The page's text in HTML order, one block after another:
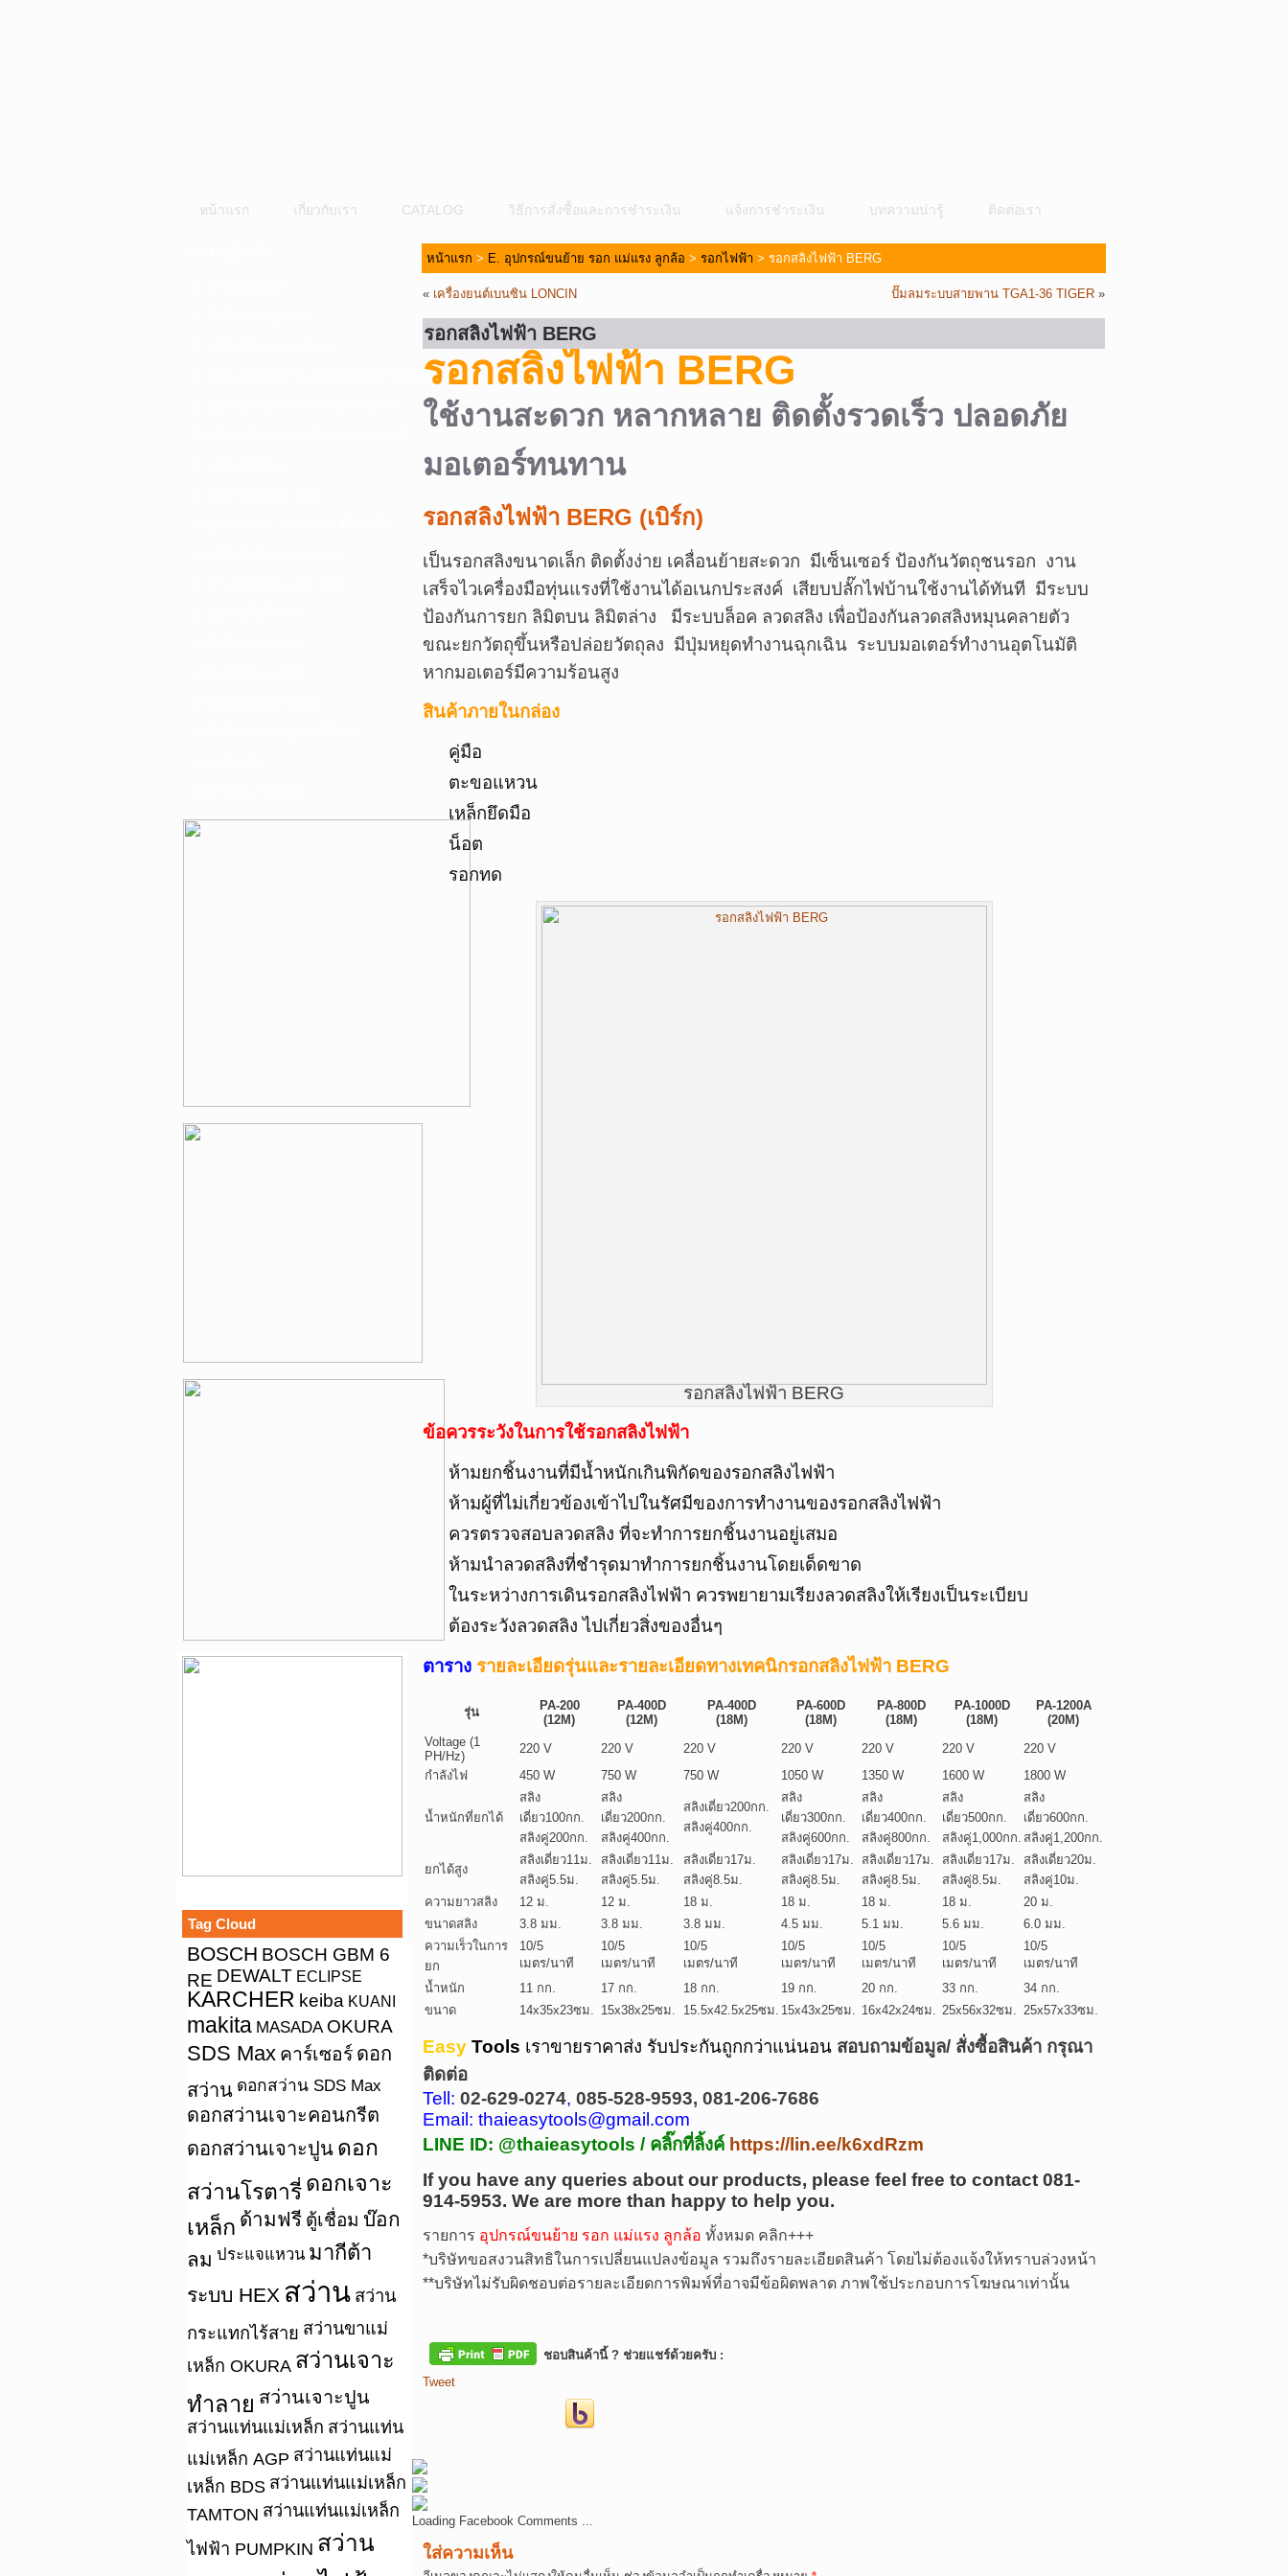
หน้าแรก เกี่ยวกับเรา CATALOG วิธีการสั่งซื้อและการชำระเงิน แจ้งการชำระเงิน บทความน่ารู้ ติดต่อเรา
D. เครื่องมือก่อสร้าง-เครื่องมืออุตสาหกรรม
Tag Cloud
BOSCH BOSCH GBM 6
RE DEWALT ECLIPSE
KARCHER keiba KUANI
makita MASADA OKURA
SDS Max คาร์เซอร์ ดอก
สว่าน ดอกสว่าน SDS Max
ดอกสว่านเจาะคอนกรีต
ดอกสว่านเจาะปูน ดอก
สว่านโรตารี่ ดอกเจาะ
เหล็ก ด้ามฟรี ตู้เชื่อม บ๊อก
ลม ประแจแหวน มากีต้า
ระบบ HEX สว่าน สว่าน
กระแทกไร้สาย สว่านขาแม่
เหล็ก OKURA สว่านเจาะ
ทำลาย สว่านเจาะปูน
สว่านแท่นแม่เหล็ก สว่านแท่น
แม่เหล็ก AGP สว่านแท่นแม่
เหล็ก BDS สว่านแท่นแม่เหล็ก
TAMTON สว่านแท่นแม่เหล็ก
ไฟฟ้า PUMPKIN สว่าน
หน้าแรก > E. อุปกรณ์ขนย้าย รอก แม่แรง ลูกล้อ > รอกไฟฟ้า > รอกสลิงไฟฟ้า BERG
« เครื่องยนต์เบนซิน LONCIN ปั๊มลมระบบสายพาน TGA1-36 TIGER »
รอกสลิงไฟฟ้า BERG
รอกสลิงไฟฟ้า BERG
ใช้งานสะดวก หลากหลาย ติดตั้งรวดเร็ว ปลอดภัย
มอเตอร์ทนทาน
รอกสลิงไฟฟ้า BERG (เบิร์ก)
เป็นรอกสลิงขนาดเล็ก ติดตั้งง่าย เคลื่อนย้ายสะดวก มีเซ็นเซอร์ ป้องกันวัตถุชนรอก งาน
เสร็จไวเครื่องมือทุ่นแรงที่ใช้งานได้อเนกประสงค์ เสียบปลั๊กไฟบ้านใช้งานได้ทันที มีระบบ
ป้องกันการยก ลิมิตบน ลิมิตล่าง มีระบบล็อค ลวดสลิง เพื่อป้องกันลวดสลิงหมุนคลายตัว
ขณะยกวัตถุขึ้นหรือปล่อยวัตถุลง มีปุ่มหยุดทำงานฉุกเฉิน ระบบมอเตอร์ทำงานอุตโนมัติ
หากมอเตอร์มีความร้อนสูง
สินค้าภายในกล่อง
คู่มือ
ตะขอแหวน
เหล็กยึดมือ
น็อต
รอกทด
รอกสลิงไฟฟ้า BERG
ข้อควรระวังในการใช้รอกสลิงไฟฟ้า
ห้ามยกชิ้นงานที่มีน้ำหนักเกินพิกัดของรอกสลิงไฟฟ้า
ห้ามผู้ที่ไม่เกี่ยวข้องเข้าไปในรัศมีของการทำงานของรอกสลิงไฟฟ้า
ควรตรวจสอบลวดสลิง ที่จะทำการยกชิ้นงานอยู่เสมอ
ห้ามนำลวดสลิงที่ชำรุดมาทำการยกชิ้นงานโดยเด็ดขาด
ในระหว่างการเดินรอกสลิงไฟฟ้า ควรพยายามเรียงลวดสลิงให้เรียงเป็นระเบียบ
ต้องระวังลวดสลิง ไปเกี่ยวสิ่งของอื่นๆ
ตาราง รายละเอียดรุ่นและรายละเอียดทางเทคนิกรอกสลิงไฟฟ้า BERG
รุ่น
PA-200
(12M)
PA-400D
(12M)
PA-400D
(18M)
PA-600D
(18M)
PA-800D
(18M)
PA-1000D
(18M)
PA-1200A
(20M)
Voltage (1
PH/Hz)
220 V 220 V 220 V 220 V 220 V 220 V
220 V
กำลังไฟ
450 W 750 W 750 W 1050 W 1350 W 1600 W 1800 W
น้ำหนักที่ยกได้
สลิง
เดี่ยว100กก.
สลิงคู่200กก.
สลิง
เดี่ยว200กก.
สลิงคู่400กก.
สลิงเดี่ยว200กก.
สลิงคู่400กก.
สลิง
เดี่ยว300กก.
สลิงคู่600กก.
สลิง
เดี่ยว400กก.
สลิงคู่800กก.
สลิง
เดี่ยว500กก.
สลิงคู่1,000กก.
สลิง
เดี่ยว600กก.
สลิงคู่1,200กก.
ยกได้สูง
สลิงเดี่ยว11ม.
สลิงคู่5.5ม.
สลิงเดี่ยว11ม.
สลิงคู่5.5ม.
สลิงเดี่ยว17ม.
สลิงคู่8.5ม.
สลิงเดี่ยว17ม.
สลิงคู่8.5ม.
สลิงเดี่ยว17ม.
สลิงคู่8.5ม.
สลิงเดี่ยว17ม.
สลิงคู่8.5ม.
สลิงเดี่ยว20ม.
สลิงคู่10ม.
ความยาวสลิง
12 ม. 12 ม. 18 ม. 18 ม. 18 ม. 18 ม.
20 ม.
ขนาดสลิง
3.8 มม. 3.8 มม. 3.8 มม. 4.5 มม. 5.1 มม. 5.6 มม.
6.0 มม.
ความเร็วในการ
ยก
10/5
เมตร/นาที
10/5
เมตร/นาที
10/5
เมตร/นาที
10/5
เมตร/นาที
10/5
เมตร/นาที
10/5
เมตร/นาที
10/5
เมตร/นาที
น้ำหนัก
11 กก. 17 กก. 18 กก. 19 กก. 20 กก. 33 กก.
34 กก.
ขนาด
14x35x23ซม. 15x38x25ซม. 15.5x42.5x25ซม. 15x43x25ซม. 16x42x24ซม. 25x56x32ซม. 25x57x33ซม.
Easy Tools เราขายราคาส่ง รับประกันถูกกว่าแน่นอน สอบถามข้อมูล/ สั่งซื้อสินค้า กรุณา
ติดต่อ
Tell: 02-629-0274, 085-528-9593, 081-206-7686
Email: thaieasytools@gmail.com
LINE ID: @thaieasytools / คลิ๊กที่ลิ้งค์ https://lin.ee/k6xdRzm
If you have any queries about our products, please feel free to contact 081-
914-5953. We are more than happy to help you.
รายการ อุปกรณ์ขนย้าย รอก แม่แรง ลูกล้อ ทั้งหมด คลิก+++
*บริษัทขอสงวนสิทธิในการเปลี่ยนแปลงข้อมูล รวมถึงรายละเอียดสินค้า โดยไม่ต้องแจ้งให้ทราบล่วงหน้า
**บริษัทไม่รับผิดชอบต่อรายละเอียดการพิมพ์ที่อาจมีข้อผิดพลาด ภาพใช้ประกอบการโฆษณาเท่านั้น
ชอบสินค้านี้ ? ช่วยแชร์ด้วยครับ :
Tweet
Loading Facebook Comments ...
ใส่ความเห็น